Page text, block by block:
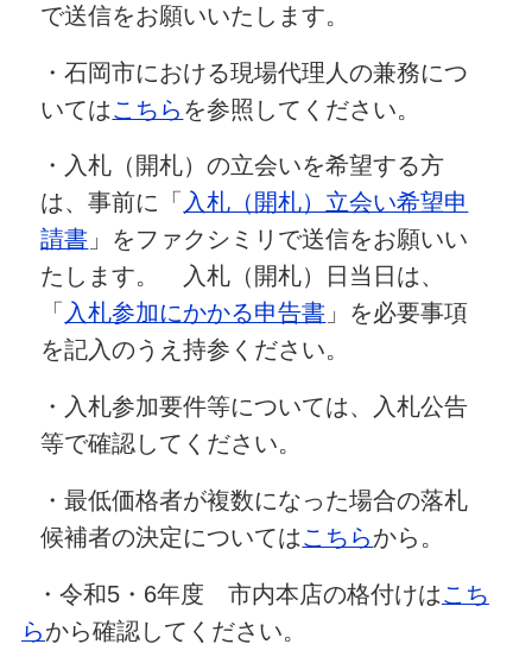
で送信をお願いいたします。
・石岡市における現場代理人の兼務につ
いてはこちら を参照してください。
・入札（開札）の立会いを希望する方
は、事前に「 入札（開札）立会い希望申
請書 」をファクシミリで送信をお願いい
たします。 入札（開札）日当日は、
「 入札参加にかかる申告書 」を必要事項
を記入のうえ持参ください。
・入札参加要件等については、入札公告
等で確認してください。
・最低価格者が複数になった場合の落札
候補者の決定についてはこちらから。
・令和5・6年度 市内本店の格付けはこち
らから確認してください。